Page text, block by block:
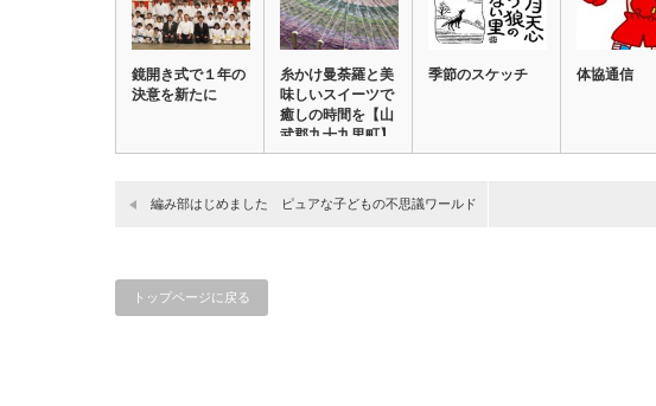
鏡開き式で１年の
決意を新たに
糸かけ曼荼羅と美
味しいスイーツで
癒しの時間を【山
武郡九十九里町】
…
季節のスケッチ 体協通信
編み部はじめました ピュアな子どもの不思議ワールド
トップページに戻る